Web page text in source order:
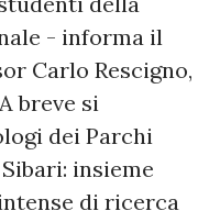
- informa il
Carlo Rescigno,
breve si
dei Parchi
insieme
di ricerca